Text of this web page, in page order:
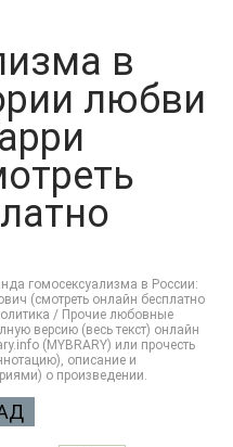
в
любви
гомосексуализма в России:
(смотреть онлайн бесплатно
/ Прочие любовные
версию (весь текст) онлайн
(MYBRARY) или прочесть
описание и
о произведении.